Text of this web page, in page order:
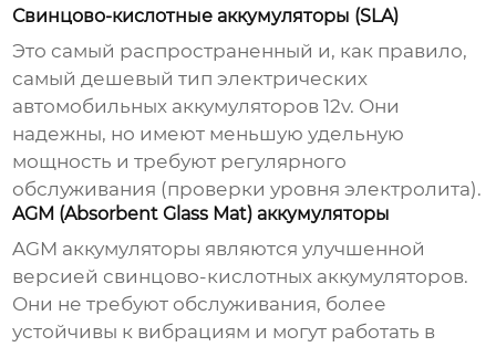
Свинцово-кислотные аккумуляторы (SLA)
Это самый распространенный и, как правило,
самыйдешевый типэлектрических
автомобильных аккумуляторов 12v. Они
надежны, но имеют меньшую удельную
мощность и требуют регулярного
обслуживания (проверки уровня электролита).
AGM (Absorbent Glass Mat) аккумуляторы
AGM аккумуляторы являются улучшенной
версией свинцово-кислотных аккумуляторов.
Они не требуют обслуживания, более
устойчивы к вибрациям и могут работать в